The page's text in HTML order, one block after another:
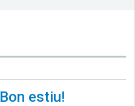
Bon estiu!